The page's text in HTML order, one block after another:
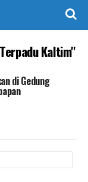
Kaltim"
di Gedung